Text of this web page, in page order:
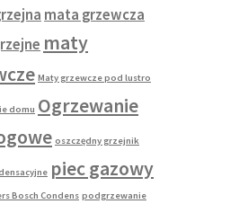
mata grzewcza
maty
Maty grzewcze pod lustro
domu Ogrzewanie
oszczędny grzejnik
piec gazowy
Bosch Condens podgrzewanie